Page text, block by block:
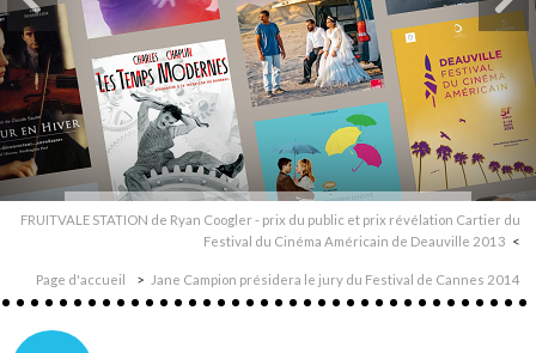
FRUITVALE STATION de Ryan Coogler - prix du public et prix révélation Cartier du
Festival du Cinéma Américain de Deauville 2013
Page d'accueil Jane Campion présidera le jury du Festival de Cannes 2014